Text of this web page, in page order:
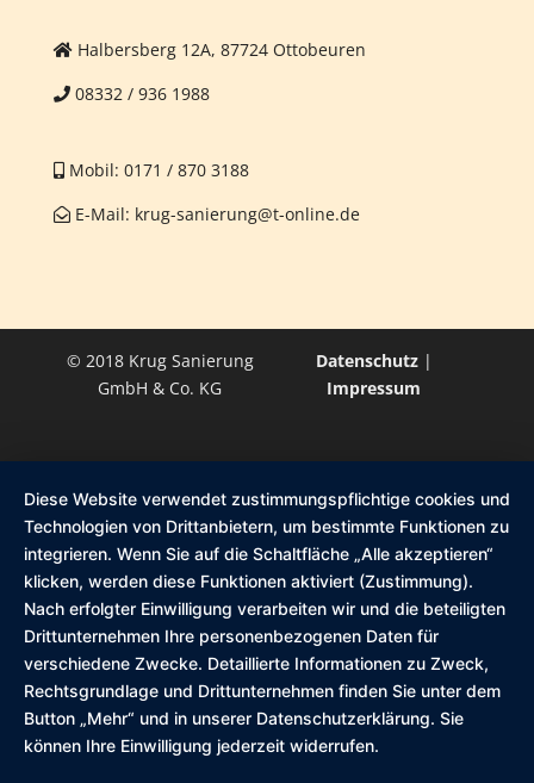
Halbersberg 12A, 87724 Ottobeuren
08332 / 936 1988
Mobil: 0171 / 870 3188
E-Mail: krug-sanierung@t-online.de
© 2018 Krug Sanierung
GmbH & Co. KG
Datenschutz|
Impressum
Diese Website verwendet zustimmungspflichtige cookies und
Technologien von Drittanbietern, um bestimmte Funktionen zu
integrieren. Wenn Sie auf die Schaltfläche „Alle akzeptieren“
klicken, werden diese Funktionen aktiviert (Zustimmung).
Nach erfolgter Einwilligung verarbeiten wir und die beteiligten
Drittunternehmen Ihre personenbezogenen Daten für
verschiedene Zwecke. Detaillierte Informationen zu Zweck,
Rechtsgrundlage und Drittunternehmen finden Sie unter dem
Button „Mehr“ und in unserer Datenschutzerklärung. Sie
können Ihre Einwilligung jederzeit widerrufen.